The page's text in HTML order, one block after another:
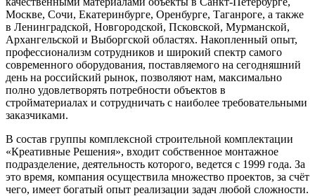
Москве, Сочи, Екатеринбурге, Оренбурге, Таганроге, а также
в Ленинградской, Новгородской, Псковской, Мурманской,
Архангельской и Выборгской областях. Накопленный опыт,
профессионализм сотрудников и широкий спектр самого
современного оборудования, поставляемого на сегодняшний
день на российский рынок, позволяют нам, максимально
полно удовлетворять потребности объектов в
стройматериалах и сотрудничать с наиболее требовательными
заказчиками.
В состав группы комплексной строительной комплектации
«Креативные Решения», входит собственное монтажное
подразделение, деятельность которого, ведется с 1999 года. За
это время, компания осуществила множество проектов, за счёт
чего, имеет богатый опыт реализации задач любой сложности.